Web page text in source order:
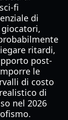
fi
di
ritardi,
post-
le
di costo
di
nel 2026